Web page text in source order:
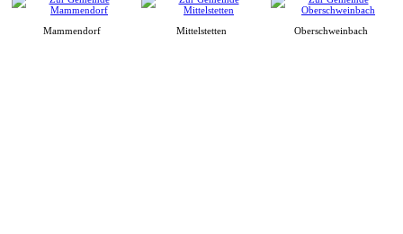
Mammendorf Mittelstetten Oberschweinbach